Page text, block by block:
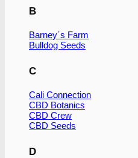
B
Barney´s Farm
Bulldog Seeds
C
Cali Connection
CBD Botanics
CBD Crew
CBD Seeds
D